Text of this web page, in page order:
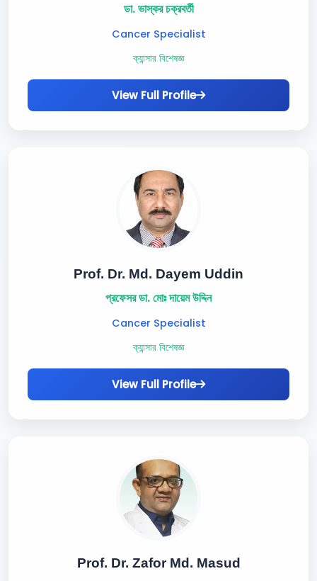
ডা. ভাস্কর চক্রবর্তী
Cancer Specialist
ক্যান্সার বিশেষজ্ঞ
View Full Profile
Prof. Dr. Md. Dayem Uddin
প্রফেসর ডা. মোঃ দায়েম উদ্দিন
Cancer Specialist
ক্যান্সার বিশেষজ্ঞ
View Full Profile
Prof. Dr. Zafor Md. Masud